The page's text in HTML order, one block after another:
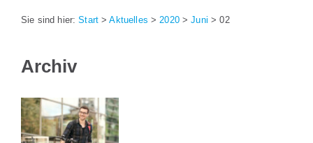
Sie sind hier:Start >Aktuelles >2020>Juni >02
Archiv